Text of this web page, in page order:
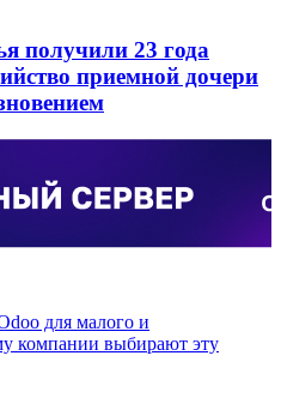
получили 23 года
приемной дочери